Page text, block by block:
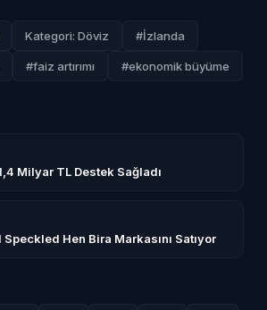
Kategori: Döviz #İzlanda
#faiz artırımı #ekonomik büyüme
Milyar TL Destek Sağladı
Hen Bira Markasını Satıyor